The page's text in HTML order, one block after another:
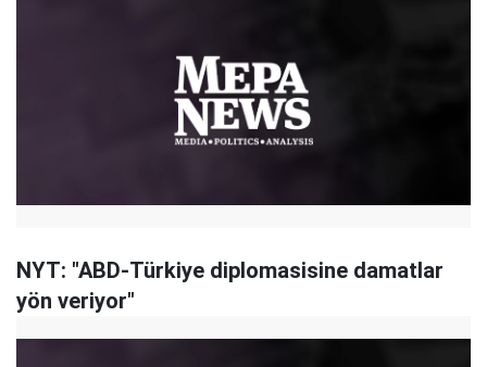
NYT: "ABD-Türkiye diplomasisine damatlar
yön veriyor"